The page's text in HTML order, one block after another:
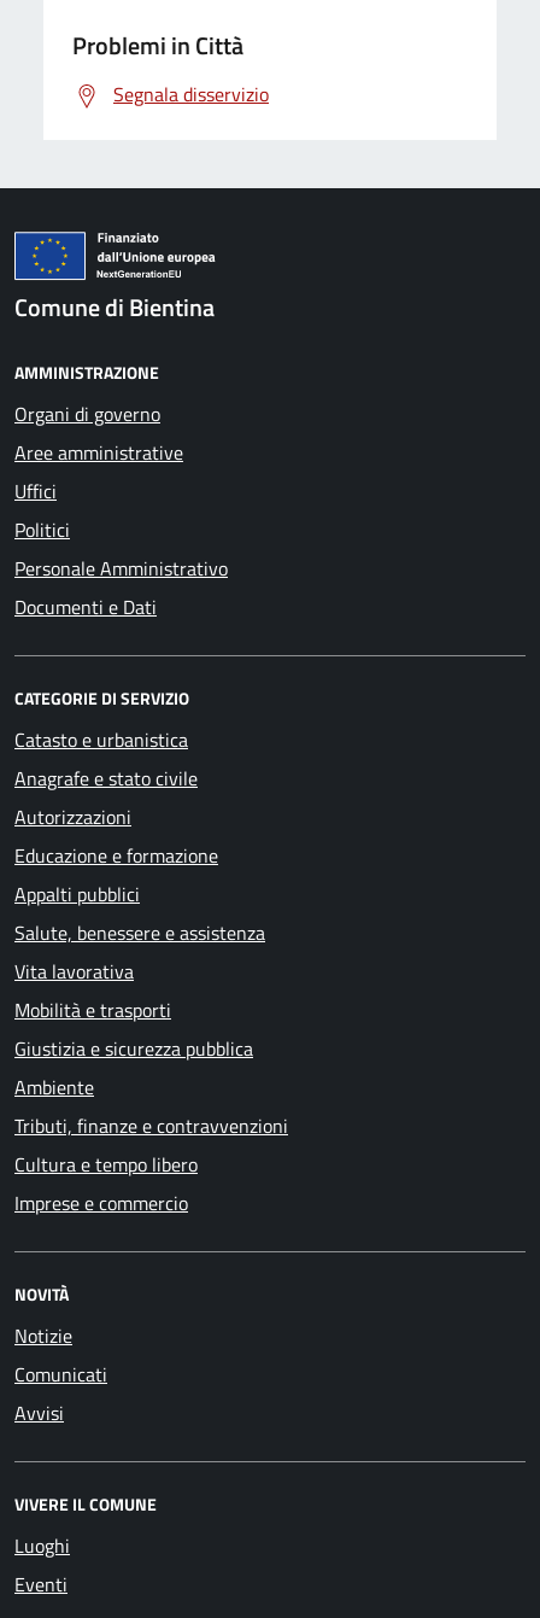
Problemi in Città
Segnala disservizio
Comune di Bientina
AMMINISTRAZIONE
Organi di governo
Aree amministrative
Uffici
Politici
Personale Amministrativo
Documenti e Dati
CATEGORIE DI SERVIZIO
Catasto e urbanistica
Anagrafe e stato civile
Autorizzazioni
Educazione e formazione
Appalti pubblici
Salute, benessere e assistenza
Vita lavorativa
Mobilità e trasporti
Giustizia e sicurezza pubblica
Ambiente
Tributi, finanze e contravvenzioni
Cultura e tempo libero
Imprese e commercio
NOVITÀ
Notizie
Comunicati
Avvisi
VIVERE IL COMUNE
Luoghi
Eventi